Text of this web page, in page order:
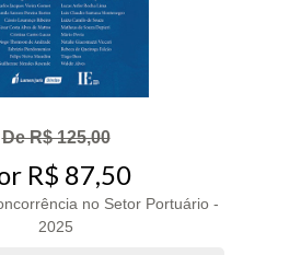
De R$ 125,00
R$ 87,50
no Setor Portuário -
2025